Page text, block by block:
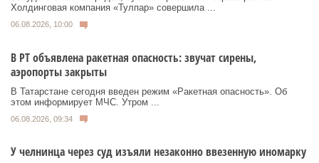
Холдинговая компания «Тулпар» совершила ...
06.08.2026, 10:00
В РТ объявлена ракетная опасность: звучат сирены,
аэропорты закрыты
В Татарстане сегодня введен режим «Ракетная опасность». Об
этом информирует МЧС. Утром ...
06.08.2026, 09:34
У челнинца через суд изъяли незаконно ввезенную иномарку